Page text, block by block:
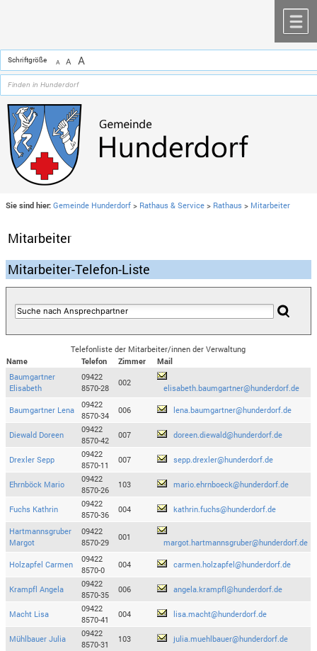
Schriftgröße A A A
Sie sind hier: Gemeinde Hunderdorf > Rathaus & Service > Rathaus > Mitarbeiter
Mitarbeiter
Mitarbeiter-Telefon-Liste
Telefonliste der Mitarbeiter/innen der Verwaltung
Name
Telefon Zimmer
Mail
Baumgartner
Elisabeth
09422
8570-28
002
elisabeth.baumgartner@hunderdorf.de
Baumgartner Lena
09422
8570-34
006 lena.baumgartner@hunderdorf.de
Diewald Doreen
09422
8570-42
007 doreen.diewald@hunderdorf.de
Drexler Sepp
09422
8570-11
007 sepp.drexler@hunderdorf.de
Ehrnböck Mario
09422
8570-26
103 mario.ehrnboeck@hunderdorf.de
Fuchs Kathrin
09422
8570-36
004 kathrin.fuchs@hunderdorf.de
Hartmannsgruber
Margot
09422
8570-29
001
margot.hartmannsgruber@hunderdorf.de
Holzapfel Carmen
09422
8570-0
004 carmen.holzapfel@hunderdorf.de
Krampfl Angela
09422
8570-35
006 angela.krampfl@hunderdorf.de
Macht Lisa
09422
8570-41
004 lisa.macht@hunderdorf.de
Mühlbauer Julia
09422
8570-31
103 julia.muehlbauer@hunderdorf.de